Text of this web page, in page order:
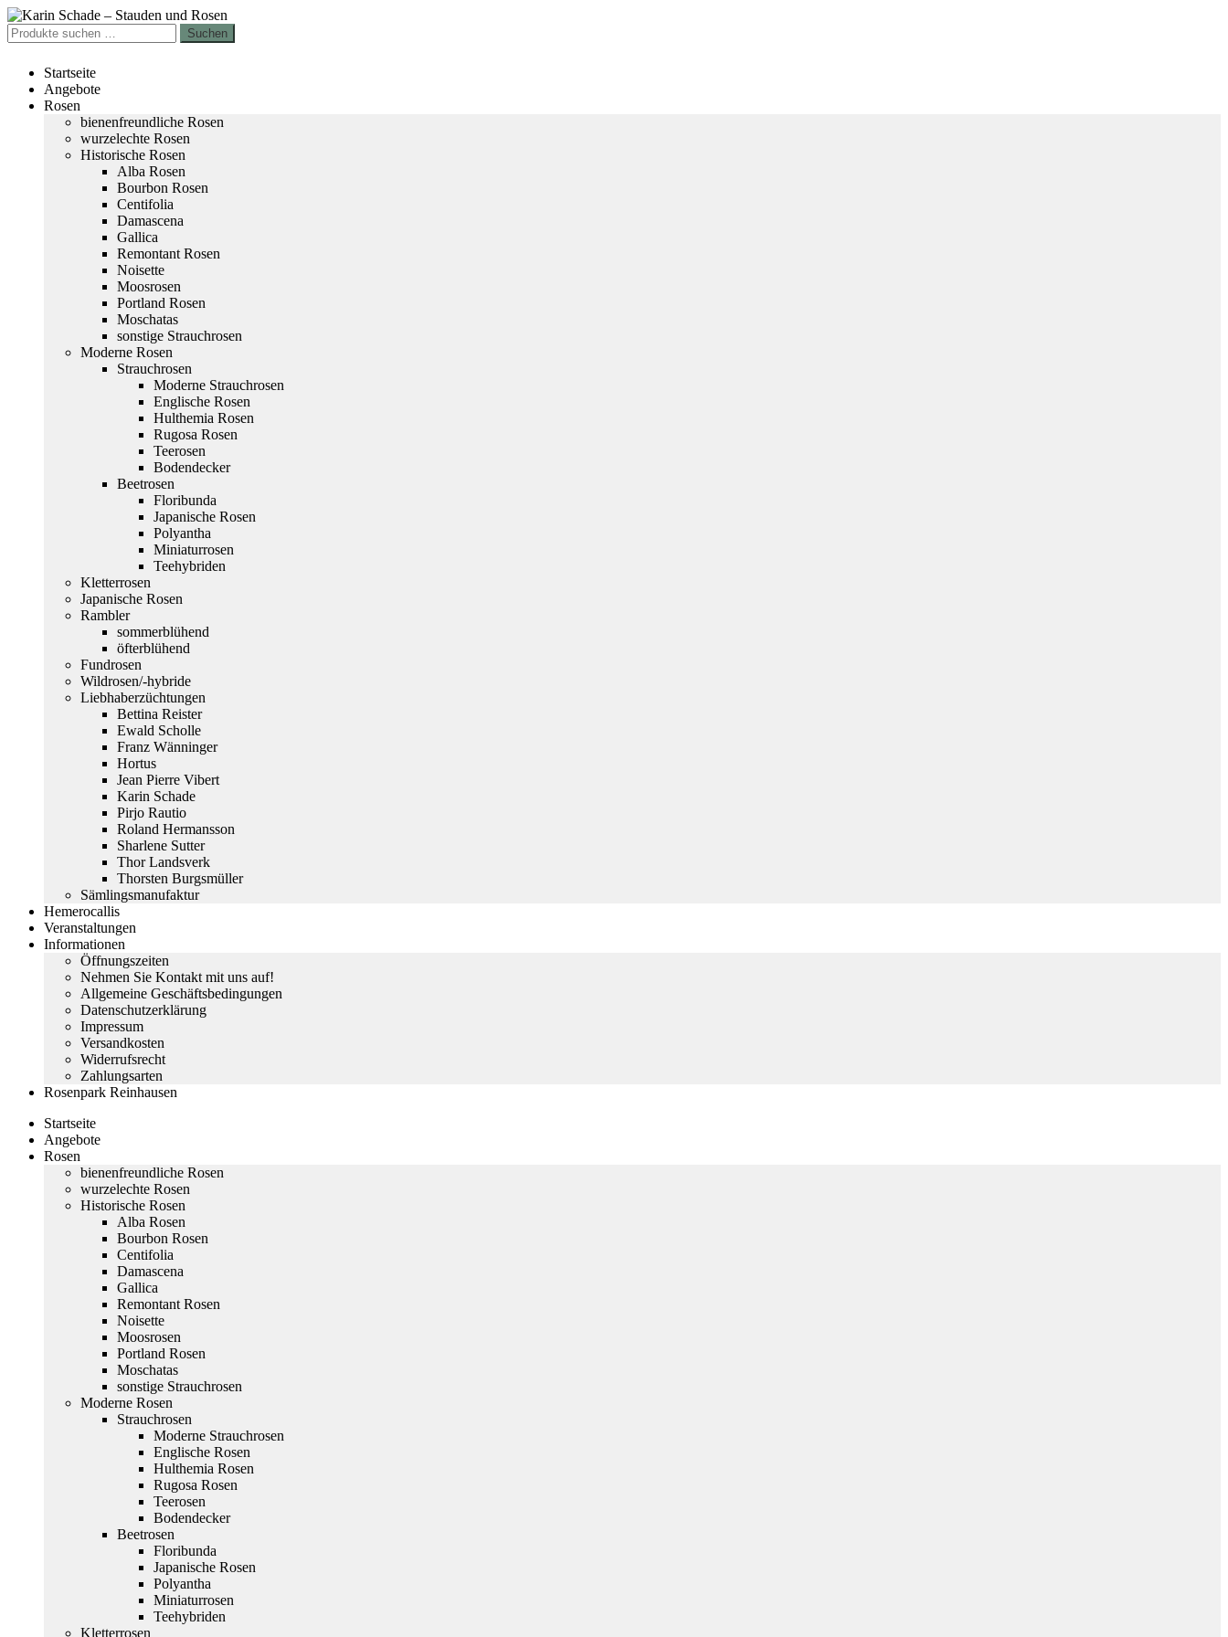
Zur
Navigation
springen
Zum
Inhalt
springen
Suchen
nach:
Suchen
Startseite
Angebote
Rosen
bienenfreundliche Rosen
wurzelechte Rosen
Historische Rosen
Alba Rosen
Bourbon Rosen
Centifolia
Damascena
Gallica
Remontant Rosen
Noisette
Moosrosen
Portland Rosen
Moschatas
sonstige Strauchrosen
Moderne Rosen
Strauchrosen
Moderne Strauchrosen
Englische Rosen
Hulthemia Rosen
Rugosa Rosen
Teerosen
Bodendecker
Beetrosen
Floribunda
Japanische Rosen
Polyantha
Miniaturrosen
Teehybriden
Kletterrosen
Japanische Rosen
Rambler
sommerblühend
öfterblühend
Fundrosen
Wildrosen/-hybride
Liebhaberzüchtungen
Bettina Reister
Ewald Scholle
Franz Wänninger
Hortus
Jean Pierre Vibert
Karin Schade
Pirjo Rautio
Roland Hermansson
Sharlene Sutter
Thor Landsverk
Thorsten Burgsmüller
Sämlingsmanufaktur
Hemerocallis
Veranstaltungen
Informationen
Öffnungszeiten
Nehmen Sie Kontakt mit uns auf!
Allgemeine Geschäftsbedingungen
Datenschutzerklärung
Impressum
Versandkosten
Widerrufsrecht
Zahlungsarten
Rosenpark Reinhausen
Startseite
Angebote
Rosen
bienenfreundliche Rosen
wurzelechte Rosen
Historische Rosen
Alba Rosen
Bourbon Rosen
Centifolia
Damascena
Gallica
Remontant Rosen
Noisette
Moosrosen
Portland Rosen
Moschatas
sonstige Strauchrosen
Moderne Rosen
Strauchrosen
Moderne Strauchrosen
Englische Rosen
Hulthemia Rosen
Rugosa Rosen
Teerosen
Bodendecker
Beetrosen
Floribunda
Japanische Rosen
Polyantha
Miniaturrosen
Teehybriden
Kletterrosen